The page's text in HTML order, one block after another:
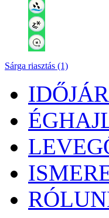
Sárga riasztás (1)